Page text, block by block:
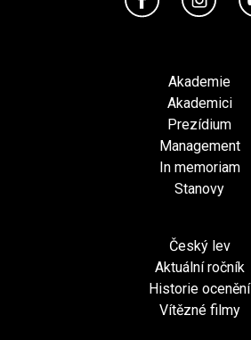
Akademie
Akademici
Prezídium
Management
In memoriam
Stanovy
Český lev
Aktuální ročník
Historie ocenění
Vítězné filmy